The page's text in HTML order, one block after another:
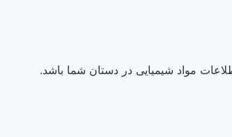
مواد شیمیایی در دستان شما باشد.